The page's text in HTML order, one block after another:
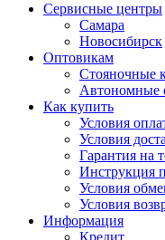
Сервисные центры
Самара
Новосибирск
Оптовикам
Стояночные
Автономные
Как купить
Условия
Условия
Гарантия на
Инструкция
Условия
Условия
Информация